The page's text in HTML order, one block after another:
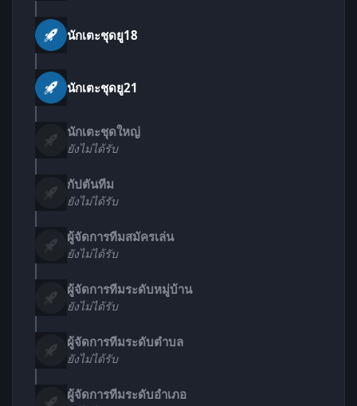
นักเตะชุดยู18
นักเตะชุดยู21
นักเตะชุดใหญ่
ยังไม่ได้รับ
กัปตันทีม
ยังไม่ได้รับ
ผู้จัดการทีมสมัครเล่น
ยังไม่ได้รับ
ผู้จัดการทีมระดับหมู่บ้าน
ยังไม่ได้รับ
ผู้จัดการทีมระดับตำบล
ยังไม่ได้รับ
ผู้จัดการทีมระดับอำเภอ